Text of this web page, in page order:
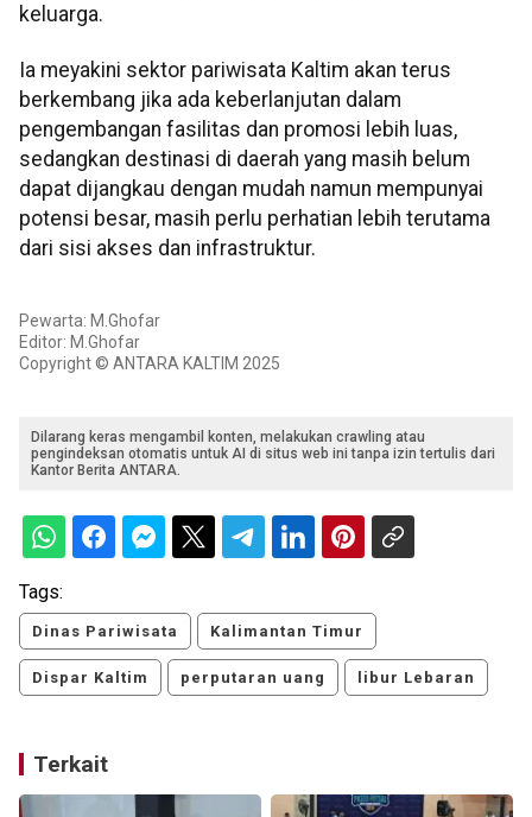
keluarga.
Ia meyakini sektor pariwisata Kaltim akan terus
berkembang jika ada keberlanjutan dalam
pengembangan fasilitas dan promosi lebih luas,
sedangkan destinasi di daerah yang masih belum
dapat dijangkau dengan mudah namun mempunyai
potensi besar, masih perlu perhatian lebih terutama
dari sisi akses dan infrastruktur.
Pewarta: M.Ghofar
Editor: M.Ghofar
Copyright © ANTARA KALTIM 2025
Dilarang keras mengambil konten, melakukan crawling atau
pengindeksan otomatis untuk AI di situs web ini tanpa izin tertulis dari
Kantor Berita ANTARA.
Tags:
Dinas Pariwisata Kalimantan Timur
Dispar Kaltim perputaran uang libur Lebaran
Terkait